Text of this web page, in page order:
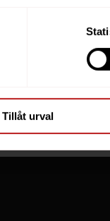
Tillåt urval
domain please